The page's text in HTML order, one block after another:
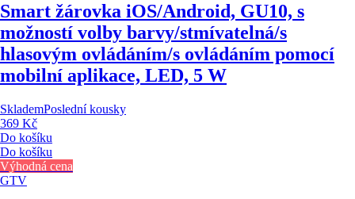
Smart žárovka iOS/Android, GU10, s
možností volby barvy/stmívatelná/s
hlasovým ovládáním/s ovládáním pomocí
mobilní aplikace, LED, 5 W
SklademPoslední kousky
369 Kč
Do košíku
Do košíku
Výhodná cena
GTV